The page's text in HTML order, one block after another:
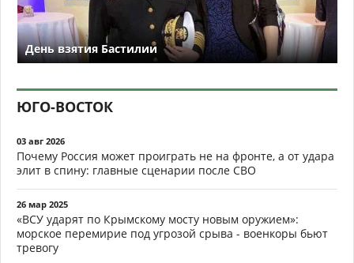
День взятия Бастилии
ЮГО-ВОСТОК
03 авг 2026
Почему Россия может проиграть не на фронте, а от удара
элит в спину: главные сценарии после СВО
26 мар 2025
«ВСУ ударят по Крымскому мосту новым оружием»:
морское перемирие под угрозой срыва - военкоры бьют
тревогу